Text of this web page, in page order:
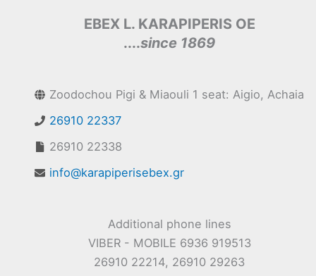
EBEX L. KARAPIPERIS OE
....since 1869
Zoodochou Pigi & Miaouli 1 seat: Aigio, Achaia
26910 22337
26910 22338
info@karapiperisebex.gr
Additional phone lines
VIBER - MOBILE 6936 919513
26910 22214, 26910 29263